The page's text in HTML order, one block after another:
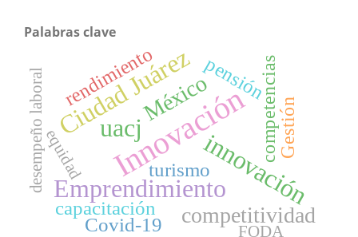
Palabras clave
Innovación
Emprendimiento
uacj
innovación
Ciudad Juárez
México
competitividad
rendimiento competencias
pensión
turismo
capacitación
Covid-19
Gestión
desempeño laboralequidad
FODA